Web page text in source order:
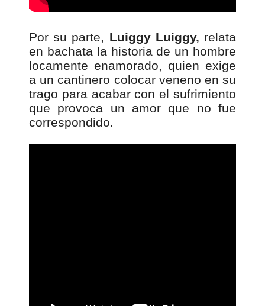
Por su parte, Luiggy Luiggy, relata
en bachata la historia de un hombre
locamente enamorado, quien exige
a un cantinero colocar veneno en su
trago para acabar con el sufrimiento
que provoca un amor que no fue
correspondido.